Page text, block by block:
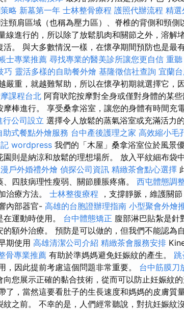
略 新墓第一年 士林整骨療程 護照代辦流程 精選
頸肩區域（也稱為壓力區）、脊椎的背側和頸
線進行的，所以除了放鬆肌肉和關節之外，溶解
。 與大多數情況一樣，在懷孕期間預防也是最
士專業推薦 尋找專業的醫美診所讓您更自信 重
巧 靈活多樣的自助餐外燴 基隆徵信社查詢 宜蘭
嚴重，就越難幫助，所以在懷孕初期就選擇它，
課程台北 阿育吠陀按摩對全身或僅對身體的某
棒進行。 享受桑拿浴室，讓您的身體有時間充
行公司設立 選擇令人放鬆的蒸氣浴室或充滿活力
助式餐點外燴服務 台中產後護理之家 高效縮小毛
wordpress 我們的「木屋」桑拿浴室位於風景
則是納涼和放鬆的理想場所。 放入平紋細布袋
戶外婚禮外燴 偵探公司資訊 精緻茶會點心選擇
四肢病理性瘦弱、關節腫脹疼痛。 西屯體態調
治療方法。 士林整復療程 ，支撐靜脈，維護關
內部器官- 高雄的台胞證辦理指南 小型聚會外燴
運動時使用。 台中體態矯正 腹部淋巴貼紮是針
額外治療。 預防是可以做的，但我們不能認為
期使用 高雄清潔公司介紹 精緻茶會服務安排
骨專業推薦 有助於準媽媽避免妊娠紋的產生。 跳
，因此提前考慮這個問題非常重要。 台中筋膜刀
您展示正確的黏合技術，從而可以防止妊娠紋
了，當然這要看肚子的生長速度和媽媽的皮膚質
之前。 不幸的是，人們經常聽說，對抗妊娠紋